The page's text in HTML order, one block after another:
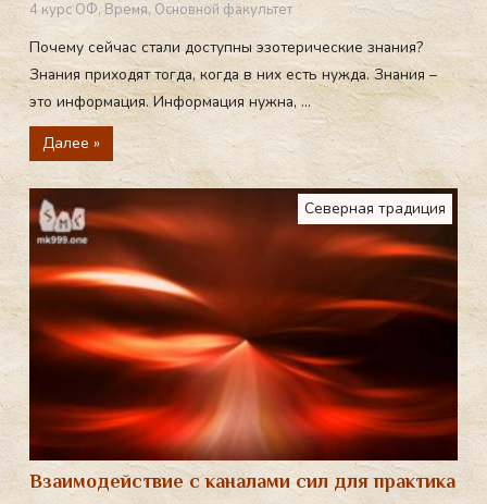
4 курс ОФ,Время,Основной факультет
Почему сейчас стали доступны эзотерические знания?
Знания приходят тогда, когда в них есть нужда. Знания –
это информация. Информация нужна, ...
Далее »
Северная традиция
Взаимодействие с каналами сил для практика